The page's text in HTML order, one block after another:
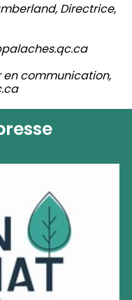
Directrice,
en communication,